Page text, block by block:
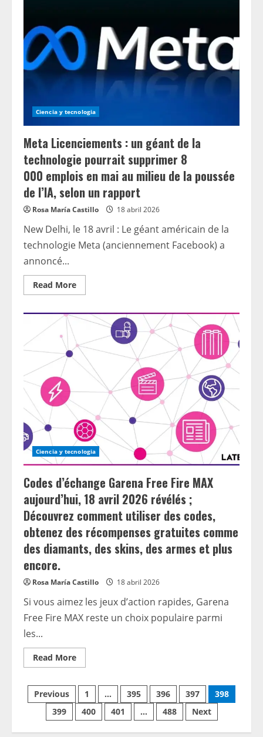
Srinivas
Narayanan
démissionne
après
3
ans
au
sein
Bill
Peebles
et
Weil,
entre
autres,
partent
Ciencia y tecnologia
Meta Licenciements : un géant de la
technologie pourrait supprimer 8
000 emplois en mai au milieu de la poussée
de l’IA, selon un rapport
Rosa María Castillo 18 abril 2026
New Delhi, le 18 avril : Le géant américain de la
technologie Meta (anciennement Facebook) a
annoncé...
Read MoreRead
more
Licenciements :
de
la
technologie
pourrait
supprimer
000 emplois
mai
au
milieu
de
la
poussée
de
l’IA,
un
rapport
Ciencia y tecnologia
Codes d’échange Garena Free Fire MAX
aujourd’hui, 18 avril 2026 révélés ;
Découvrez comment utiliser des codes,
obtenez des récompenses gratuites comme
des diamants, des skins, des armes et plus
encore.
Rosa María Castillo 18 abril 2026
Si vous aimez les jeux d’action rapides, Garena
Free Fire MAX reste un choix populaire parmi
les...
Read MoreRead
more
d’échange
Garena
Free
Fire
MAX
aujourd’hui,
Paginación
Previous 1 … 395 396 397
398
399
400 401 … 488 Next